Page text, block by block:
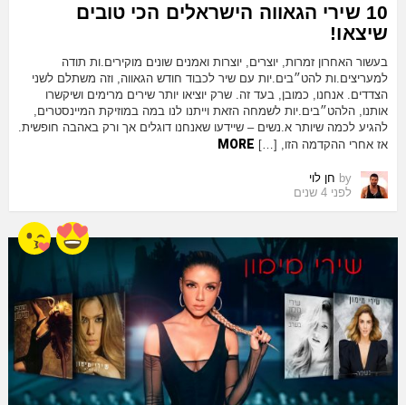
10 שירי הגאווה הישראלים הכי טובים
שיצאו!
בעשור האחרון זמרות, יוצרים, יוצרות ואמנים שונים מוקירים.ות תודה
למעריצים.ות להט״בים.יות עם שיר לכבוד חודש הגאווה, וזה משתלם לשני
הצדדים. אנחנו, כמובן, בעד זה. שרק יוציאו יותר שירים מרימים ושיקשרו
אותנו, הלהט״בים.יות לשמחה הזאת וייתנו לנו במה במוזיקת המיינסטרים,
להגיע לכמה שיותר א.נשים – שיידעו שאנחנו דוגלים אך ורק באהבה חופשית.
אז אחרי ההקדמה הזו, […] MORE
by חן לוי
לפני 4 שנים